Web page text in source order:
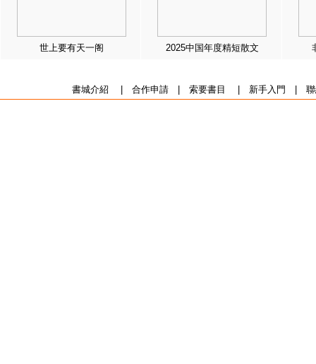
世上要有天一阁 2025中国年度精短散文
書城介紹 合作申請| 索要書目 新手入門